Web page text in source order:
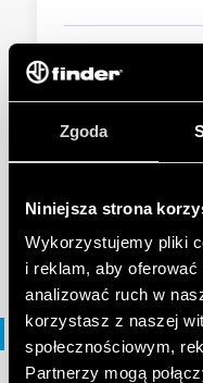
Zgoda
Niniejsza strona
Wykorzystujemy pliki
i reklam, aby oferować
analizować ruch w
korzystasz z naszej
społecznościowym,
Partnerzy mogą
PL ||
EN|| .PDF
Deklaracja